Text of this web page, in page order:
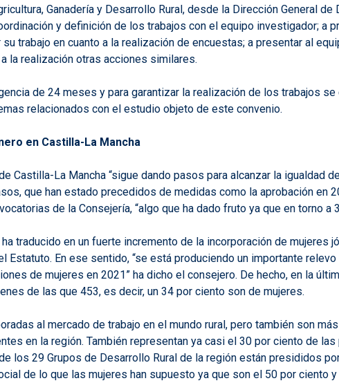
Ganadería y Desarrollo Rural, desde la Dirección General
y definición de los trabajos con el equipo investigador;
trabajo en cuanto a la realización de encuestas; a presentar al
la realización otras acciones similares.
de 24 meses y para garantizar la realización de los trabajos
relacionados con el estudio objeto de este convenio.
en Castilla-La Mancha
Castilla-La Mancha “sigue dando pasos para alcanzar la igualdad
que han estado precedidos de medidas como la aprobación
de la Consejería, “algo que ha dado fruto ya que en torno
traducido en un fuerte incremento de la incorporación de
Estatuto. En ese sentido, “se está produciendo un importante
de mujeres en 2021” ha dicho el consejero. De hecho, en la
de las que 453, es decir, un 34 por ciento son de mujeres.
al mercado de trabajo en el mundo rural, pero también son
en la región. También representan ya casi el 30 por ciento de
los 29 Grupos de Desarrollo Rural de la región están presididos
de lo que las mujeres han supuesto ya que son el 50 por ciento